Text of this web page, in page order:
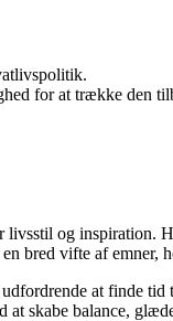
for at trække den
og inspiration.
bred vifte af emner,
at finde
skabe balance,